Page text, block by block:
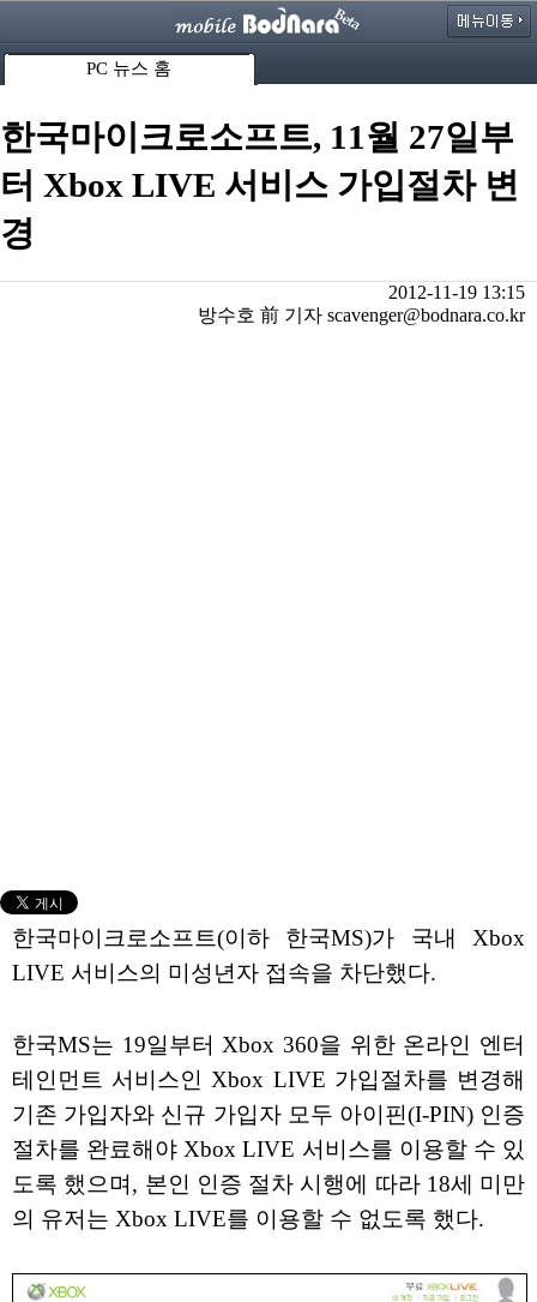
PC 뉴스 홈
한국마이크로소프트, 11월 27일부
터 Xbox LIVE 서비스 가입절차 변
경
2012-11-19 13:15
방수호 前 기자 scavenger@bodnara.co.kr
한국마이크로소프트(이하 한국MS)가 국내 Xbox
LIVE 서비스의 미성년자 접속을 차단했다.
한국MS는 19일부터 Xbox 360을 위한 온라인 엔터
테인먼트 서비스인 Xbox LIVE 가입절차를 변경해
기존 가입자와 신규 가입자 모두 아이핀(I-PIN) 인증
절차를 완료해야 Xbox LIVE 서비스를 이용할 수 있
도록 했으며, 본인 인증 절차 시행에 따라 18세 미만
의 유저는 Xbox LIVE를 이용할 수 없도록 했다.